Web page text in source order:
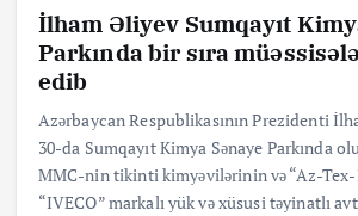
İlham Əliyev Sumqayıt
Parkında bir sıra
edib
Azərbaycan Respublikasının Prezidenti
30-da Sumqayıt Kimya Sənaye Parkında
MMC-nin tikinti kimyəvilərinin və “Az-
“IVECO” markalı yük və xüsusi təyinatlı